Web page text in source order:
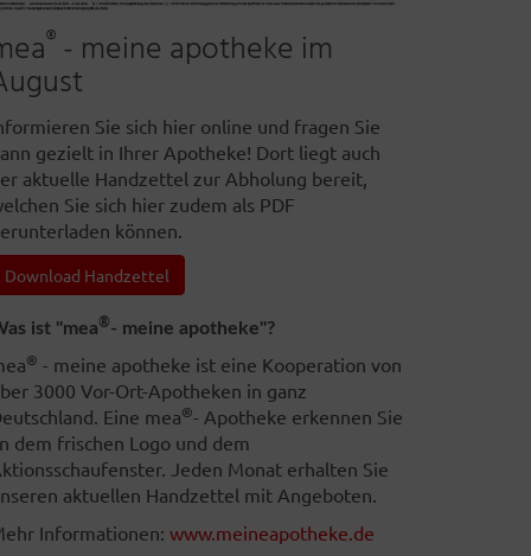
® - meine apotheke im
Sie sich hier online und fragen Sie
gezielt in Ihrer Apotheke! Dort liegt auch
aktuelle Handzettel zur Abholung bereit,
Sie sich hier zudem als PDF
können.
Download Handzettel
ist "mea®- meine apotheke"?
® - meine apotheke ist eine Kooperation von
3000 Vor-Ort-Apotheken in ganz
Eine mea®- Apotheke erkennen Sie
dem frischen Logo und dem
Jeden Monat erhalten Sie
aktuellen Handzettel mit Angeboten.
Informationen: www.meineapotheke.de